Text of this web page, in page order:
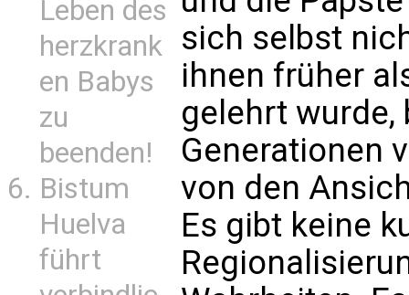
Leben des
herzkrank
en Babys
zu
beenden!
Bistum
Huelva
führt
sich selbst
ihnen früher
gelehrt wurde,
Generationen
von den
Es gibt keine